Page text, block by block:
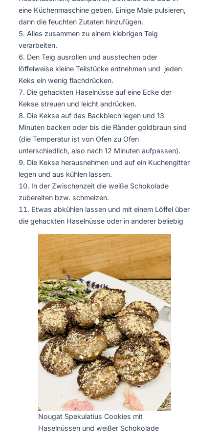
eine Küchenmaschine geben. Einige Male pulsieren,
dann die feuchten Zutaten hinzufügen.
Alles zusammen zu einem klebrigen Teig
verarbeiten.
Den Teig ausrollen und ausstechen oder
löffelweise kleine Teilstücke entnehmen und jeden
Keks ein wenig flachdrücken.
Die gehackten Haselnüsse auf eine Ecke der
Kekse streuen und leicht andrücken.
Die Kekse auf das Backblech legen und 13
Minuten backen oder bis die Ränder goldbraun sind
(die Temperatur ist von Ofen zu Ofen
unterschiedlich, also nach 12 Minuten aufpassen).
Die Kekse herausnehmen und auf ein Kuchengitter
legen und aus kühlen lassen.
In der Zwischenzeit die weiße Schokolade
zubereiten bzw. schmelzen.
Etwas abkühlen lassen und mit einem Löffel über
die gehackten Haselnüsse oder in anderer beliebig
Nougat Spekulatius Cookies mit
Haselnüssen und weißer Schokolade